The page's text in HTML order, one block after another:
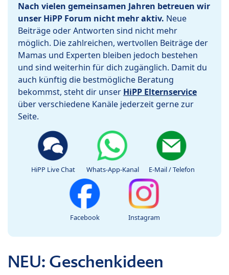
Nach vielen gemeinsamen Jahren betreuen wir
unser HiPP Forum nicht mehr aktiv. Neue
Beiträge oder Antworten sind nicht mehr
möglich. Die zahlreichen, wertvollen Beiträge der
Mamas und Experten bleiben jedoch bestehen
und sind weiterhin für dich zugänglich. Damit du
auch künftig die bestmögliche Beratung
bekommst, steht dir unser HiPP Elternservice
über verschiedene Kanäle jederzeit gerne zur
Seite.
HiPP Live Chat Whats-App-Kanal E-Mail / Telefon
Facebook Instagram
NEU: Geschenkideen